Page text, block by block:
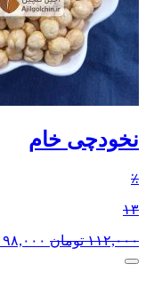
نخودچی خام
٪
۱۳
۱۱۲,۰۰۰ تومان ۹۸,۰۰۰